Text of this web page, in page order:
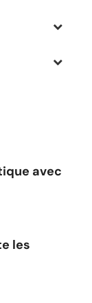
avec
les